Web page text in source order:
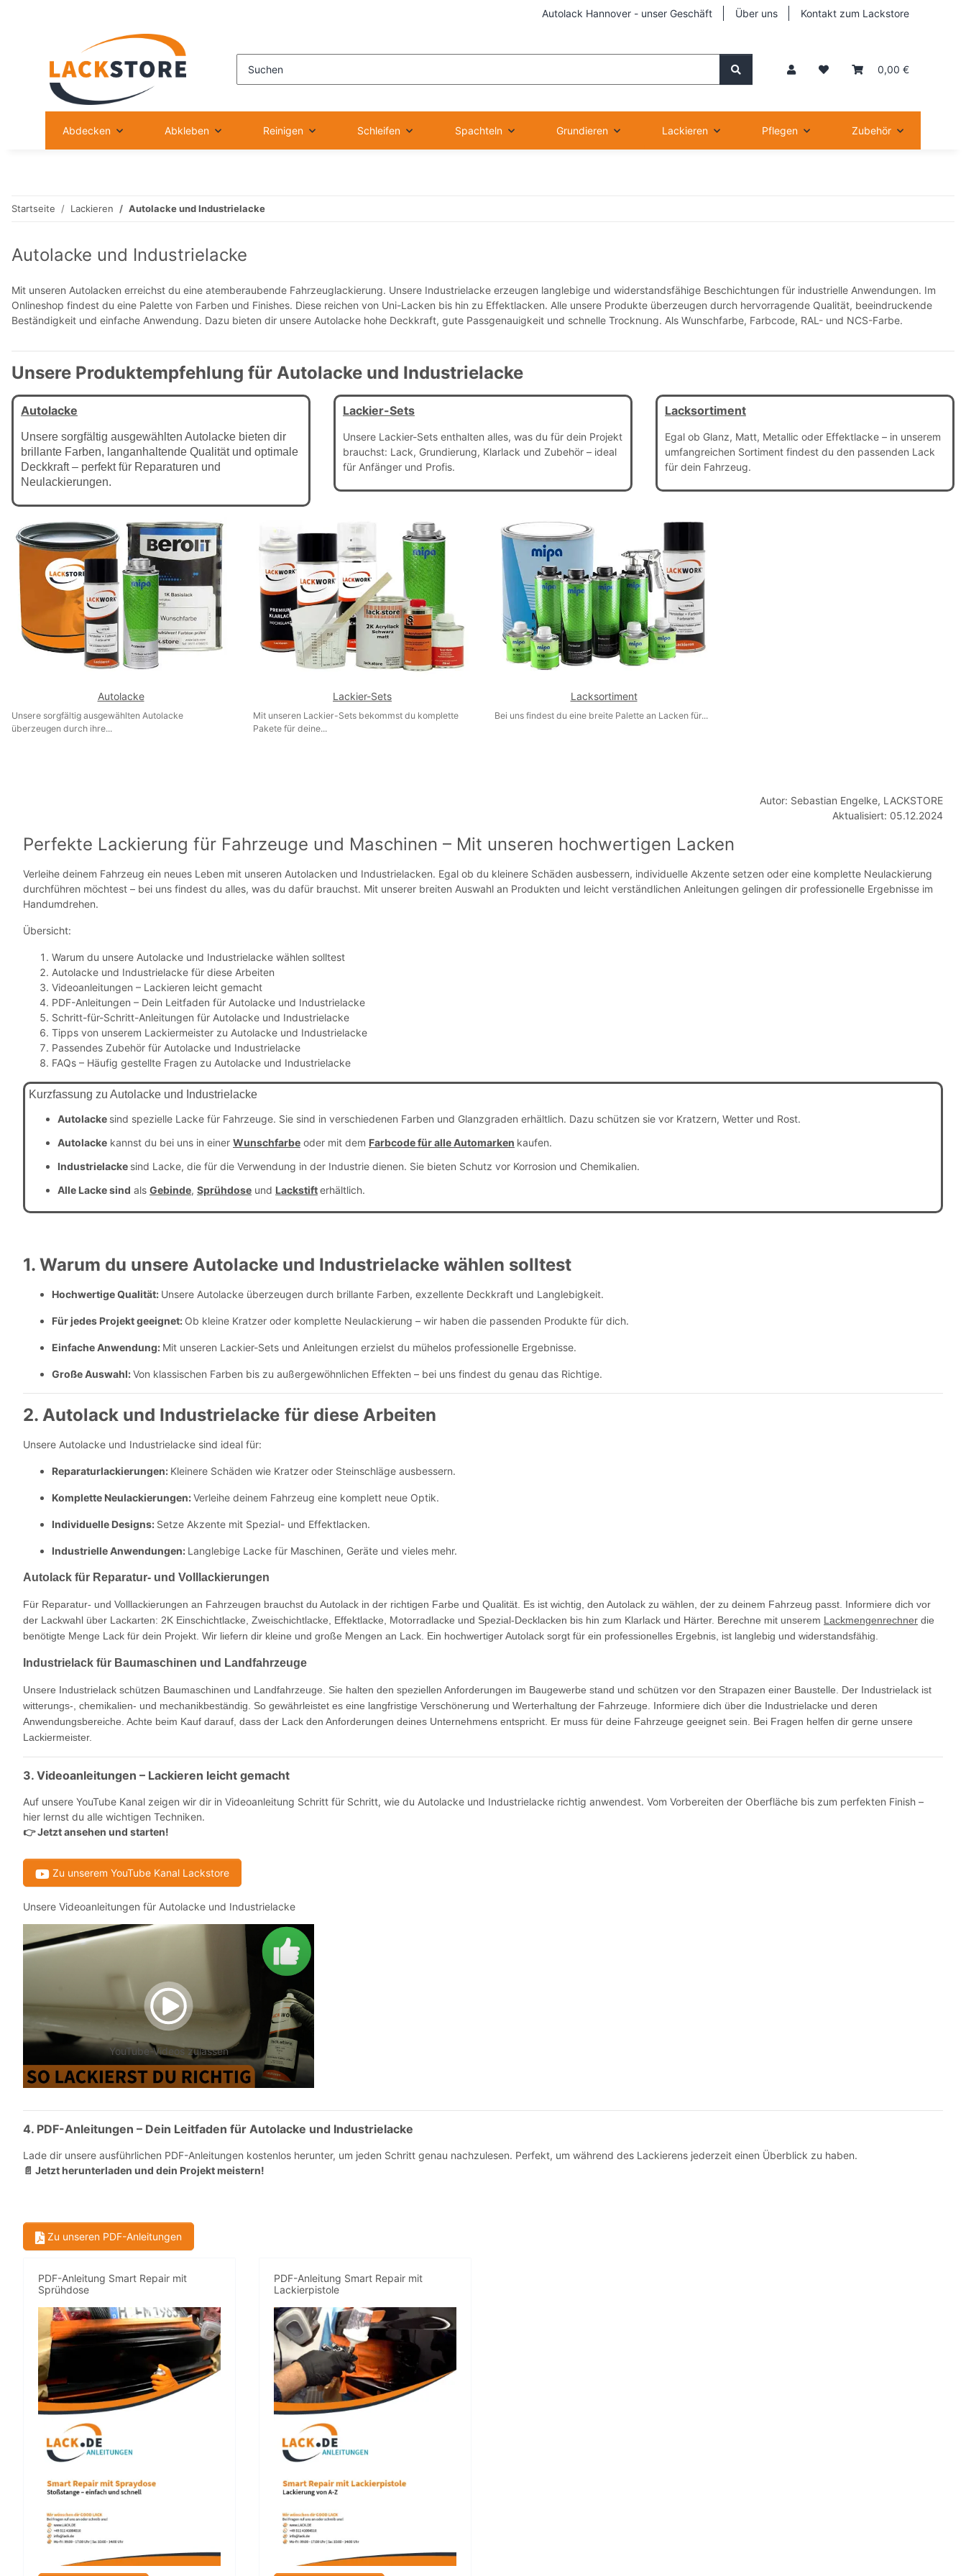
Autolack Hannover - unser Geschäft Über uns Kontakt zum Lackstore
0,00 €
Abdecken Abkleben Reinigen Schleifen Spachteln Grundieren Lackieren Pflegen Zubehör
Startseite Lackieren Autolacke und Industrielacke
Autolacke und Industrielacke
Mit unseren Autolacken erreichst du eine atemberaubende Fahrzeuglackierung. Unsere Industrielacke erzeugen langlebige und widerstandsfähige Beschichtungen für industrielle Anwendungen. Im
Onlineshop findest du eine Palette von Farben und Finishes. Diese reichen von Uni-Lacken bis hin zu Effektlacken. Alle unsere Produkte überzeugen durch hervorragende Qualität, beeindruckende
Beständigkeit und einfache Anwendung. Dazu bieten dir unsere Autolacke hohe Deckkraft, gute Passgenauigkeit und schnelle Trocknung. Als Wunschfarbe, Farbcode, RAL- und NCS-Farbe.
Unsere Produktempfehlung für Autolacke und Industrielacke
Autolacke
Unsere sorgfältig ausgewählten Autolacke bieten dir
brillante Farben, langanhaltende Qualität und optimale
Deckkraft – perfekt für Reparaturen und
Neulackierungen.
Lackier-Sets
Unsere Lackier-Sets enthalten alles, was du für dein Projekt
brauchst: Lack, Grundierung, Klarlack und Zubehör – ideal
für Anfänger und Profis.
Lacksortiment
Egal ob Glanz, Matt, Metallic oder Effektlacke – in unserem
umfangreichen Sortiment findest du den passenden Lack
für dein Fahrzeug.
Autolacke
Unsere sorgfältig ausgewählten Autolacke
überzeugen durch ihre...
Lackier-Sets
Mit unseren Lackier-Sets bekommst du komplette
Pakete für deine...
Lacksortiment
Bei uns findest du eine breite Palette an Lacken für...
Autor: Sebastian Engelke, LACKSTORE
Aktualisiert: 05.12.2024
Perfekte Lackierung für Fahrzeuge und Maschinen – Mit unseren hochwertigen Lacken
Verleihe deinem Fahrzeug ein neues Leben mit unseren Autolacken und Industrielacken. Egal ob du kleinere Schäden ausbessern, individuelle Akzente setzen oder eine komplette Neulackierung
durchführen möchtest – bei uns findest du alles, was du dafür brauchst. Mit unserer breiten Auswahl an Produkten und leicht verständlichen Anleitungen gelingen dir professionelle Ergebnisse im
Handumdrehen.
Übersicht:
Warum du unsere Autolacke und Industrielacke wählen solltest
Autolacke und Industrielacke für diese Arbeiten
Videoanleitungen – Lackieren leicht gemacht
PDF-Anleitungen – Dein Leitfaden für Autolacke und Industrielacke
Schritt-für-Schritt-Anleitungen für Autolacke und Industrielacke
Tipps von unserem Lackiermeister zu Autolacke und Industrielacke
Passendes Zubehör für Autolacke und Industrielacke
FAQs – Häufig gestellte Fragen zu Autolacke und Industrielacke
Kurzfassung zu Autolacke und Industrielacke
Autolacke sind spezielle Lacke für Fahrzeuge. Sie sind in verschiedenen Farben und Glanzgraden erhältlich. Dazu schützen sie vor Kratzern, Wetter und Rost.
Autolacke kannst du bei uns in einer Wunschfarbe oder mit dem Farbcode für alle Automarken kaufen.
Industrielacke sind Lacke, die für die Verwendung in der Industrie dienen. Sie bieten Schutz vor Korrosion und Chemikalien.
Alle Lacke sind als Gebinde, Sprühdose und Lackstifterhältlich.
1. Warum du unsere Autolacke und Industrielacke wählen solltest
Hochwertige Qualität: Unsere Autolacke überzeugen durch brillante Farben, exzellente Deckkraft und Langlebigkeit.
Für jedes Projekt geeignet: Ob kleine Kratzer oder komplette Neulackierung – wir haben die passenden Produkte für dich.
Einfache Anwendung: Mit unseren Lackier-Sets und Anleitungen erzielst du mühelos professionelle Ergebnisse.
Große Auswahl:Von klassischen Farben bis zu außergewöhnlichen Effekten – bei uns findest du genau das Richtige.
2. Autolack und Industrielacke für diese Arbeiten
Unsere Autolacke und Industrielacke sind ideal für:
Reparaturlackierungen: Kleinere Schäden wie Kratzer oder Steinschläge ausbessern.
Komplette Neulackierungen:Verleihe deinem Fahrzeug eine komplett neue Optik.
Individuelle Designs: Setze Akzente mit Spezial- und Effektlacken.
Industrielle Anwendungen: Langlebige Lacke für Maschinen, Geräte und vieles mehr.
Autolack für Reparatur- und Volllackierungen
Für Reparatur- und Volllackierungen an Fahrzeugen brauchst du Autolack in der richtigen Farbe und Qualität. Es ist wichtig, den Autolack zu wählen, der zu deinem Fahrzeug passt. Informiere dich vor
der Lackwahl über Lackarten: 2K Einschichtlacke, Zweischichtlacke, Effektlacke, Motorradlacke und Spezial-Decklacken bis hin zum Klarlack und Härter. Berechne mit unserem Lackmengenrechner die
benötigte Menge Lack für dein Projekt. Wir liefern dir kleine und große Mengen an Lack. Ein hochwertiger Autolack sorgt für ein professionelles Ergebnis, ist langlebig und widerstandsfähig.
Industrielack für Baumaschinen und Landfahrzeuge
Unsere Industrielack schützen Baumaschinen und Landfahrzeuge. Sie halten den speziellen Anforderungen im Baugewerbe stand und schützen vor den Strapazen einer Baustelle. Der Industrielack ist
witterungs-, chemikalien- und mechanikbeständig. So gewährleistet es eine langfristige Verschönerung und Werterhaltung der Fahrzeuge. Informiere dich über die Industrielacke und deren
Anwendungsbereiche. Achte beim Kauf darauf, dass der Lack den Anforderungen deines Unternehmens entspricht. Er muss für deine Fahrzeuge geeignet sein. Bei Fragen helfen dir gerne unsere
Lackiermeister.
3. Videoanleitungen – Lackieren leicht gemacht
Auf unsere YouTube Kanal zeigen wir dir in Videoanleitung Schritt für Schritt, wie du Autolacke und Industrielacke richtig anwendest. Vom Vorbereiten der Oberfläche bis zum perfekten Finish –
hier lernst du alle wichtigen Techniken.
👉Jetzt ansehen und starten!
 Zu unserem YouTube Kanal Lackstore
Unsere Videoanleitungen für Autolacke und Industrielacke
YouTube-Videos zulassen
4. PDF-Anleitungen – Dein Leitfaden für Autolacke und Industrielacke
Lade dir unsere ausführlichen PDF-Anleitungen kostenlos herunter, um jeden Schritt genau nachzulesen. Perfekt, um während des Lackierens jederzeit einen Überblick zu haben.
📄 Jetzt herunterladen und dein Projekt meistern!
Zu unseren PDF-Anleitungen
PDF-Anleitung Smart Repair mit
Sprühdose
PDF-Anleitung Smart Repair mit
Lackierpistole